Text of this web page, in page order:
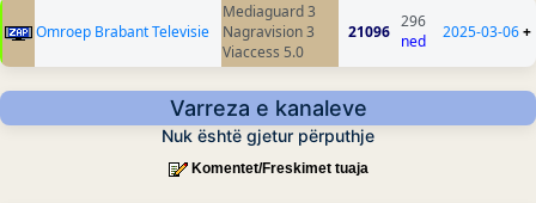
Omroep Brabant Televisie
Mediaguard 3
Nagravision 3
Viaccess 5.0
21096
296
ned
2025-03-06+
Varreza e kanaleve
Nuk është gjetur përputhje
Komentet/Freskimet tuaja